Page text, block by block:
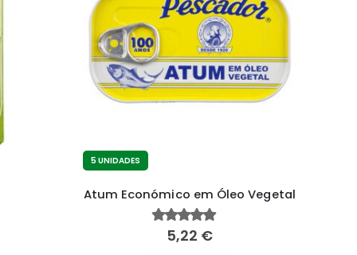
5 UNIDADES
Atum Económico em Óleo Vegetal
fora de 5
5,22 €